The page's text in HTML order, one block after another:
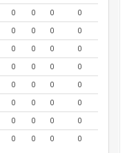
0 0 0
0
0 0 0
0
0 0 0
0
0 0 0
0
0 0 0
0
0 0 0
0
0 0 0
0
0 0 0 0